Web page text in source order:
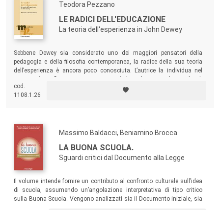
Teodora Pezzano
LE RADICI DELL'EDUCAZIONE
La teoria dell'esperienza in John Dewey
Sebbene Dewey sia considerato uno dei maggiori pensatori della
pedagogia e della filosofia contemporanea, la radice della sua teoria
dell’esperienza è ancora poco conosciuta. L’autrice la individua nel
elementi fondamentali della teoria educativa deweyana.
cod.
1108.1.26
Massimo Baldacci, Beniamino Brocca
LA BUONA SCUOLA.
Sguardi critici dal Documento alla Legge
Il volume intende fornire un contributo al confronto culturale sull’idea
di scuola, assumendo un’angolazione interpretativa di tipo critico
sulla Buona Scuola. Vengono analizzati sia il Documento iniziale, sia